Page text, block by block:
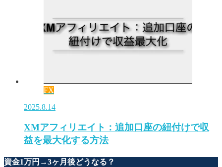
FX
2025.8.14
XMアフィリエイト：追加口座の紐付けで収
益を最大化する方法
資金1万円→3ヶ月後どうなる？